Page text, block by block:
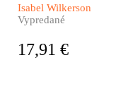
Isabel Wilkerson
Vypredané
17,91 €